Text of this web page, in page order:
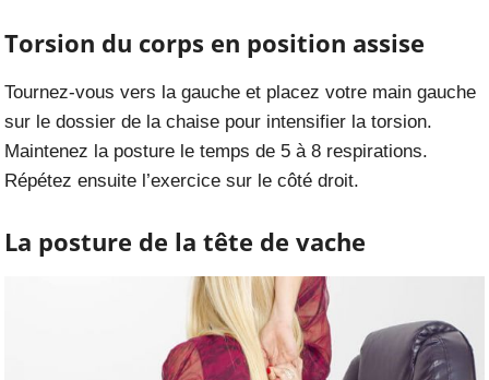
Torsion du corps en position assise
Tournez-vous vers la gauche et placez votre main gauche
sur le dossier de la chaise pour intensifier la torsion.
Maintenez la posture le temps de 5 à 8 respirations.
Répétez ensuite l’exercice sur le côté droit.
La posture de la tête de vache